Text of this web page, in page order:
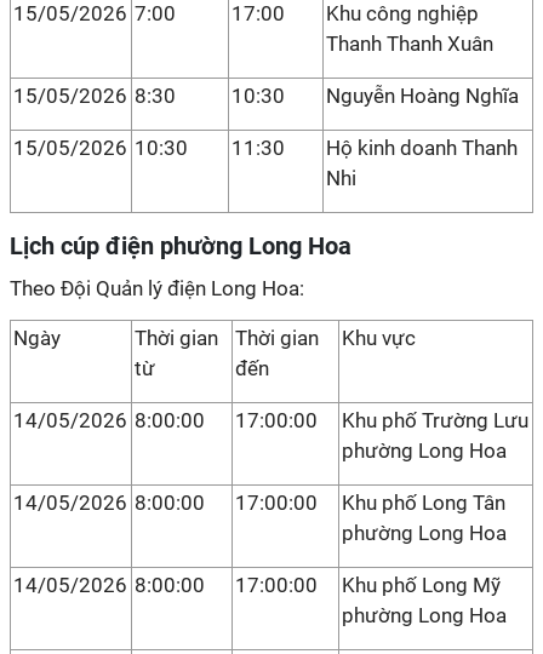
15/05/2026 7:00 17:00
Khu công nghiệp
Thanh Thanh Xuân
15/05/2026 8:30 10:30 Nguyễn Hoàng Nghĩa
15/05/2026 10:30 11:30
Hộ kinh doanh Thanh
Nhi
Lịch cúp điện phường Long Hoa
Theo Đội Quản lý điện Long Hoa:
Ngày
Thời gian
từ
Thời gian
đến
Khu vực
14/05/2026 8:00:00 17:00:00
Khu phố Trường Lưu
phường Long Hoa
14/05/2026 8:00:00 17:00:00
Khu phố Long Tân
phường Long Hoa
14/05/2026 8:00:00 17:00:00
Khu phố Long Mỹ
phường Long Hoa